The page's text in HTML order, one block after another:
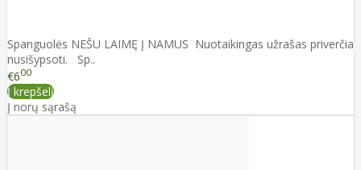
Spanguolės NEŠU LAIMĘ Į NAMUS Nuotaikingas užrašas priverčia
nusišypsoti. Sp..
€600
Į krepšelį
Į norų sąrašą